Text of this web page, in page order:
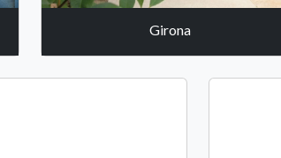
Girona